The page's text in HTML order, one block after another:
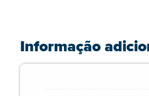
Informação